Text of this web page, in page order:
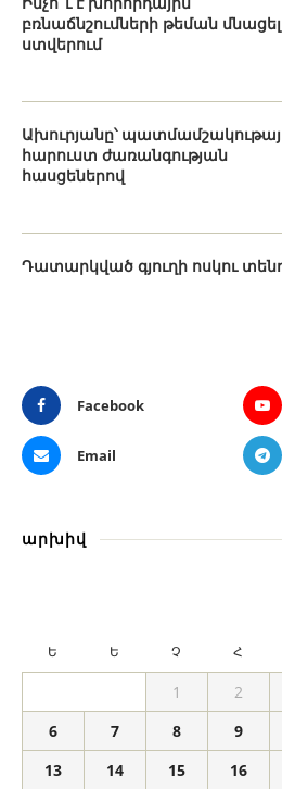
բռնաճնշումների թեման մնացել
ստվերում
Ախուրյանը՝
հարուստ ժառանգության
հասցեներով
Դատարկված գյուղի ոսկու
Facebook
Email
արխիվ
Ե Ե Չ Հ
1 2
6
7 8 9
13
14 15 16